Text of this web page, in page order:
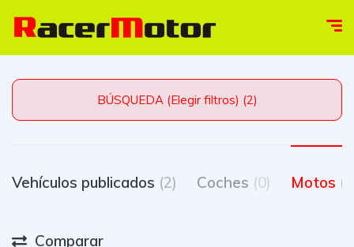
BÚSQUEDA (Elegir filtros) (2)
Vehículos publicados (2) Coches (0) Motos
Comparar